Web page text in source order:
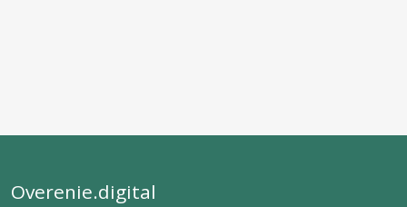
Overenie.digital